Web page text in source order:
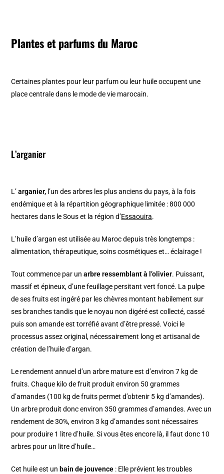
Plantes et parfums du Maroc
Certaines plantes pour leur parfum ou leur huile occupent une
place centrale dans le mode de vie marocain.
L’arganier
L’arganier, l’un des arbres les plus anciens du pays, à la fois
endémique et à la répartition géographique limitée : 800 000
hectares dans le Sous et la région d’Essaouira.
L’huile d’argan est utilisée au Maroc depuis très longtemps :
alimentation, thérapeutique, soins cosmétiques et… éclairage !
Tout commence par unarbre ressemblant à l’olivier. Puissant,
massif et épineux, d’une feuillage persitant vert foncé. La pulpe
de ses fruits est ingéré par les chèvres montant habilement sur
ses branches tandis que le noyau non digéré est collecté, cassé
puis son amande est torréfié avant d’être pressé. Voici le
processus assez original, nécessairement long et artisanal de
création de l’huile d’argan.
Le rendement annuel d’un arbre mature est d’environ 7 kg de
fruits. Chaque kilo de fruit produit environ 50 grammes
d’amandes (100 kg de fruits permet d’obtenir 5 kg d’amandes).
Un arbre produit donc environ 350 grammes d’amandes. Avec un
rendement de 30%, environ 3 kg d’amandes sont nécessaires
pour produire 1 litre d’huile. Si vous êtes encore là, il faut donc 10
arbres pour un litre d’huile…
Cet huile est un bain de jouvence : Elle prévient les troubles